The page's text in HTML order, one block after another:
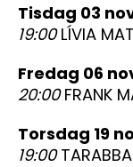
tisdag 03
19:00LÍVIA
fredag 06
20:00FRANK
torsdag 19
19:00